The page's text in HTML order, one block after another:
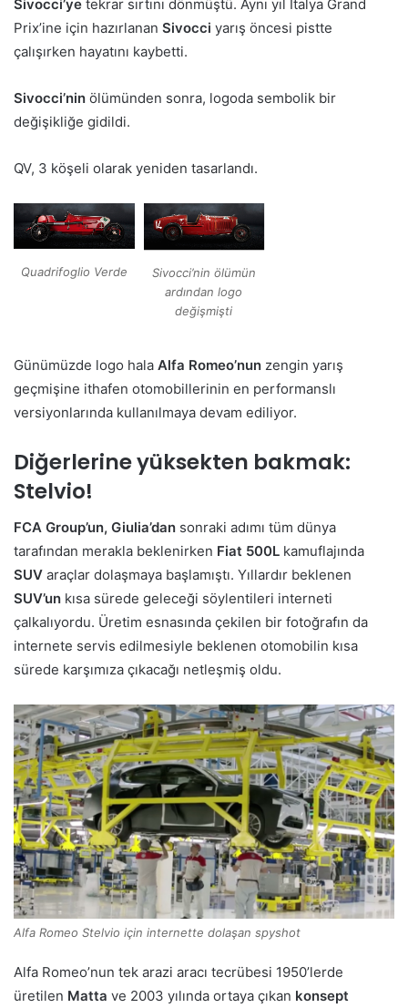
Sivocci’ye tekrar sırtını dönmüştü. Aynı yıl İtalya Grand
Prix’ine için hazırlanan Sivocci yarış öncesi pistte
çalışırken hayatını kaybetti.
Sivocci’nin ölümünden sonra, logoda sembolik bir
değişikliğe gidildi.
QV, 3 köşeli olarak yeniden tasarlandı.
Quadrifoglio Verde
Sivocci’nin ölümün
ardından logo
değişmişti
Günümüzde logo hala Alfa Romeo’nun zengin yarış
geçmişine ithafen otomobillerinin en performanslı
versiyonlarında kullanılmaya devam ediliyor.
Diğerlerine yüksekten bakmak:
Stelvio!
FCA Group’un, Giulia’dan sonraki adımı tüm dünya
tarafından merakla beklenirken Fiat 500L kamuflajında
SUV araçlar dolaşmaya başlamıştı. Yıllardır beklenen
SUV’un kısa sürede geleceği söylentileri interneti
çalkalıyordu. Üretim esnasında çekilen bir fotoğrafın da
internete servis edilmesiyle beklenen otomobilin kısa
sürede karşımıza çıkacağı netleşmiş oldu.
Alfa Romeo Stelvio için internette dolaşan spyshot
Alfa Romeo’nun tek arazi aracı tecrübesi 1950’lerde
üretilen Matta ve 2003 yılında ortaya çıkan konsept